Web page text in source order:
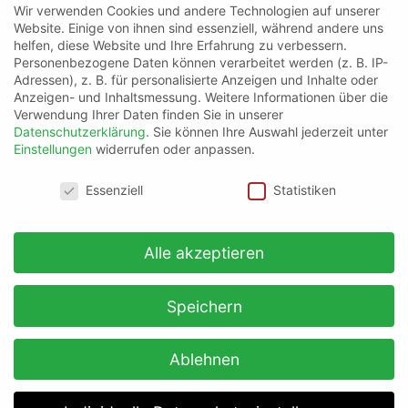
Zunächst auf „+ Profil in sozialen Netzwerken hinzufügen“
gewünschten Link zum Profil eintragen (Format beachten!)
Weitere Informationen findest du direkt bei Google
in der Google Unternehmensprofil-Hilfe.
Du benötigst Hilfe?
Wir verwenden Cookies und andere Technologien auf unserer
Website. Einige von ihnen sind essenziell, während andere uns
helfen, diese Website und Ihre Erfahrung zu verbessern.
Personenbezogene Daten können verarbeitet werden (z. B. IP-
Adressen), z. B. für personalisierte Anzeigen und Inhalte oder
Anzeigen- und Inhaltsmessung. Weitere Informationen über die
Verwendung Ihrer Daten finden Sie in unserer
Datenschutzerklärung. Sie können Ihre Auswahl jederzeit unter
Einstellungen widerrufen oder anpassen.
Essenziell
Statistiken
Alle akzeptieren
Speichern
Ablehnen